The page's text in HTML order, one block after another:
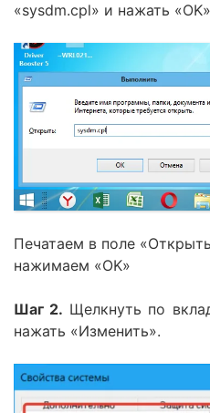
«sysdm.cpl» и нажать
Печатаем в поле
нажимаем «OK»
Шаг 2. Щелкнуть по
нажать «Изменить».